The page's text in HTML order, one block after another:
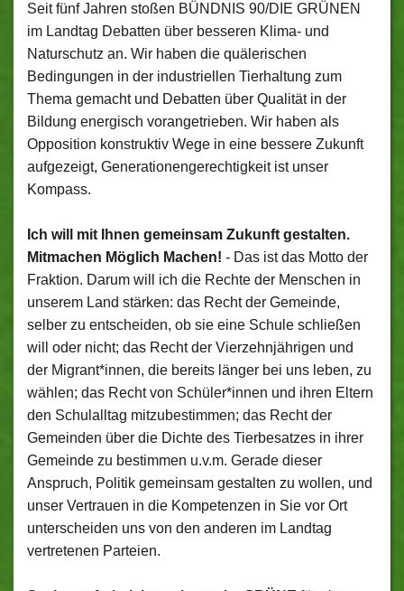
Seit fünf Jahren stoßen BÜNDNIS 90/DIE GRÜNEN
im Landtag Debatten über besseren Klima- und
Naturschutz an. Wir haben die quälerischen
Bedingungen in der industriellen Tierhaltung zum
Thema gemacht und Debatten über Qualität in der
Bildung energisch vorangetrieben. Wir haben als
Opposition konstruktiv Wege in eine bessere Zukunft
aufgezeigt, Generationengerechtigkeit ist unser
Kompass.
Ich will mit Ihnen gemeinsam Zukunft gestalten.
Mitmachen Möglich Machen! - Das ist das Motto der
Fraktion. Darum will ich die Rechte der Menschen in
unserem Land stärken: das Recht der Gemeinde,
selber zu entscheiden, ob sie eine Schule schließen
will oder nicht; das Recht der Vierzehnjährigen und
der Migrant*innen, die bereits länger bei uns leben, zu
wählen; das Recht von Schüler*innen und ihren Eltern
den Schulalltag mitzubestimmen; das Recht der
Gemeinden über die Dichte des Tierbesatzes in ihrer
Gemeinde zu bestimmen u.v.m. Gerade dieser
Anspruch, Politik gemeinsam gestalten zu wollen, und
unser Vertrauen in die Kompetenzen in Sie vor Ort
unterscheiden uns von den anderen im Landtag
vertretenen Parteien.